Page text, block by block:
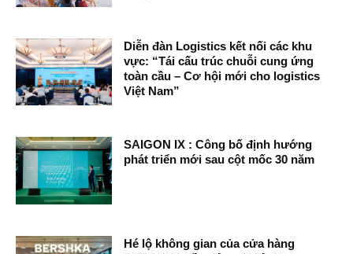
Diễn đàn Logistics kết nối các khu
vực: “Tái cấu trúc chuỗi cung ứng
toàn cầu – Cơ hội mới cho logistics
Việt Nam”
SAIGON IX : Công bố định hướng
phát triển mới sau cột mốc 30 năm
Hé lộ không gian của cửa hàng